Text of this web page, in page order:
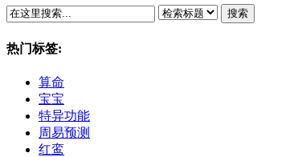
搜索
热门标签:
算命
宝宝
特异功能
周易预测
红鸾